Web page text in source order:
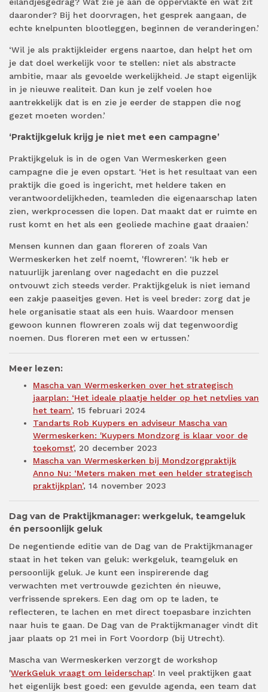
eilandjesgedrag? Wat zie je aan de oppervlakte en wat zit
daaronder? Bij het doorvragen, het gesprek aangaan, de
echte knelpunten blootleggen, beginnen de veranderingen.’
‘Wil je als praktijkleider ergens naartoe, dan helpt het om
je dat doel werkelijk voor te stellen: niet als abstracte
ambitie, maar als gevoelde werkelijkheid. Je stapt eigenlijk
in je nieuwe realiteit. Dan kun je zelf voelen hoe
aantrekkelijk dat is en zie je eerder de stappen die nog
gezet moeten worden.’
‘Praktijkgeluk krijg je niet met een campagne’
Praktijkgeluk is in de ogen Van Wermeskerken geen
campagne die je even opstart. ‘Het is het resultaat van een
praktijk die goed is ingericht, met heldere taken en
verantwoordelijkheden, teamleden die eigenaarschap laten
zien, werkprocessen die lopen. Dat maakt dat er ruimte en
rust komt en het als een geoliede machine gaat draaien.'
Mensen kunnen dan gaan floreren of zoals Van
Wermeskerken het zelf noemt, 'flowreren'. ‘Ik heb er
natuurlijk jarenlang over nagedacht en die puzzel
ontvouwt zich steeds verder. Praktijkgeluk is niet iemand
een zakje paaseitjes geven. Het is veel breder: zorg dat je
hele organisatie staat als een huis. Waardoor mensen
gewoon kunnen flowreren zoals wij dat tegenwoordig
noemen. Dus floreren met een w ertussen.’
Meer lezen:
Mascha van Wermeskerken over het strategisch
jaarplan: ‘Het ideale plaatje helder op het netvlies van
het team’, 15 februari 2024
Tandarts Rob Kuypers en adviseur Mascha van
Wermeskerken: 'Kuypers Mondzorg is klaar voor de
toekomst', 20 december 2023
Mascha van Wermeskerken bij Mondzorgpraktijk
Anno Nu: ‘Meters maken met een helder strategisch
praktijkplan’, 14 november 2023
Dag van de Praktijkmanager: werkgeluk, teamgeluk
én persoonlijk geluk
De negentiende editie van de Dag van de Praktijkmanager
staat in het teken van geluk: werkgeluk, teamgeluk en
persoonlijk geluk. Je kunt een inspirerende dag
verwachten met vertrouwde gezichten én nieuwe,
verfrissende sprekers. Een dag om op te laden, te
reflecteren, te lachen en met direct toepasbare inzichten
naar huis te gaan. De Dag van de Praktijkmanager vindt dit
jaar plaats op 21 mei in Fort Voordorp (bij Utrecht).
Mascha van Wermeskerken verzorgt de workshop
'WerkGeluk vraagt om leiderschap'. In veel praktijken gaat
het eigenlijk best goed: een gevulde agenda, een team dat